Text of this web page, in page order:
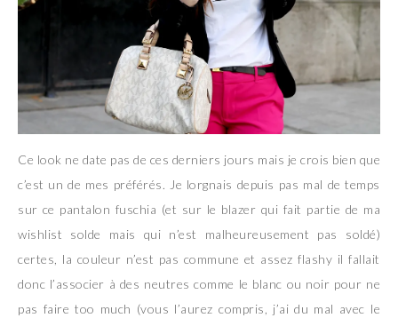
Ce look ne date pas de ces derniers jours mais je crois bien que
c’est un de mes préférés. Je lorgnais depuis pas mal de temps
sur ce pantalon fuschia (et sur le blazer qui fait partie de ma
wishlist solde mais qui n’est malheureusement pas soldé)
certes, la couleur n’est pas commune et assez flashy il fallait
donc l’associer à des neutres comme le blanc ou noir pour ne
pas faire too much (vous l’aurez compris, j’ai du mal avec le